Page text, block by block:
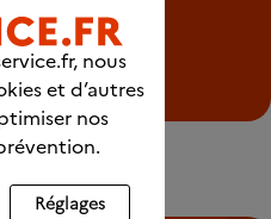
nous
et d’autres
nos
Réglages